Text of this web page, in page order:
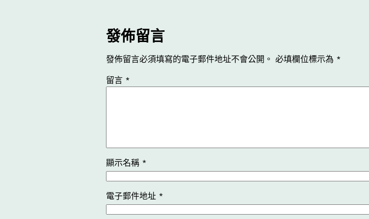
發佈留言
發佈留言必須填寫的電子郵件地址不會公開。 必填欄位標示為 *
留言 *
顯示名稱 *
電子郵件地址 *